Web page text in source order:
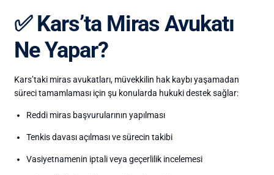
✅Kars’ta Miras Avukatı
Ne Yapar?
Kars’taki miras avukatları, müvekkilin hak kaybı yaşamadan
süreci tamamlaması için şu konularda hukuki destek sağlar:
Reddi miras başvurularının yapılması
Tenkis davası açılması ve sürecin takibi
Vasiyetnamenin iptali veya geçerlilik incelemesi